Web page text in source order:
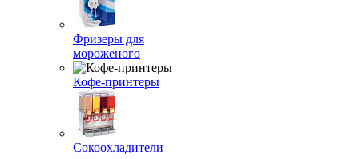
Фризеры для
мороженого
Кофе-принтеры
Сокоохладители